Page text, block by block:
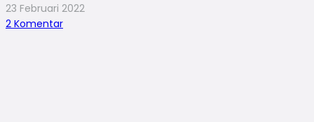
23 Februari 2022
2 Komentar